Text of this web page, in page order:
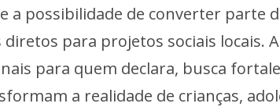
a possibilidade de converter parte
para projetos sociais locais.
para quem declara, busca
a realidade de crianças,